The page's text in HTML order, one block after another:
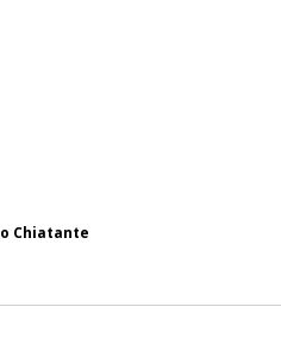
Chiatante